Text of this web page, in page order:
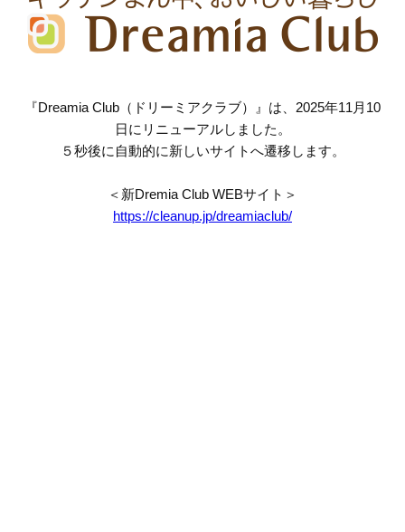
『Dreamia Club（ドリーミアクラブ）』は、2025年11月10
日にリニューアルしました。
５秒後に自動的に新しいサイトへ遷移します。
＜新Dremia Club WEBサイト＞
https://cleanup.jp/dreamiaclub/